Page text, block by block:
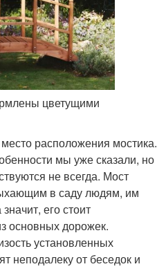
цветущими
расположения мостика.
мы уже сказали, но
не всегда. Мост
в саду людям, им
его стоит
основных дорожек.
установленных
неподалеку от беседок и